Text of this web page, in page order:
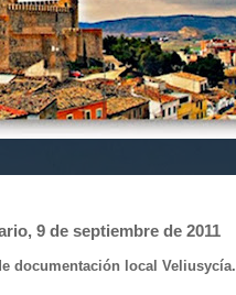
9 de septiembre de 2011
documentación local Veliusycía.